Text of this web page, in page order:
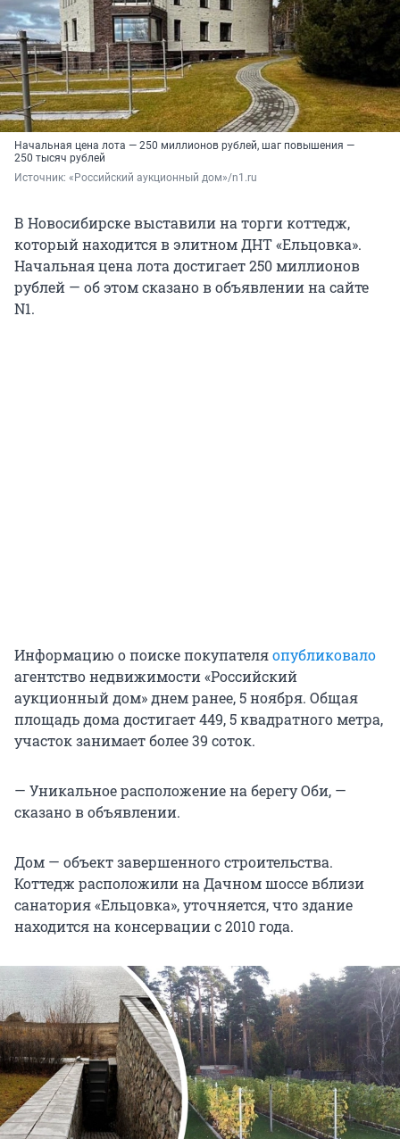
Начальная цена лота — 250 миллионов рублей, шаг повышения —
250 тысяч рублей
Источник: «Российский аукционный дом»/n1.ru
В Новосибирске выставили на торги коттедж,
который находится в элитном ДНТ «Ельцовка».
Начальная цена лота достигает 250 миллионов
рублей — об этом сказано в объявлении на сайте
N1.
Информацию о поиске покупателяопубликовало
агентство недвижимости «Российский
аукционный дом» днем ранее, 5 ноября. Общая
площадь дома достигает 449, 5 квадратного метра,
участок занимает более 39 соток.
— Уникальное расположение на берегу Оби, —
сказано в объявлении.
Дом — объект завершенного строительства.
Коттедж расположили на Дачном шоссе вблизи
санатория «Ельцовка», уточняется, что здание
находится на консервации с 2010 года.